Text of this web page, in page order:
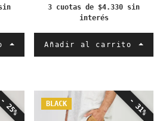
3 cuotas de $4.330 sin
interés
Añadir al carrito
BLACK - 31%